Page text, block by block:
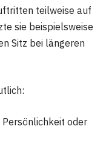
teilweise auf
sie beispielsweise
Sitz bei längeren
oder